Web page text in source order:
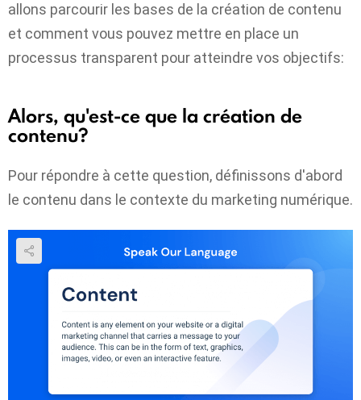
allons parcourir les bases de la création de contenu
et comment vous pouvez mettre en place un
processus transparent pour atteindre vos objectifs:
Alors, qu'est-ce que la création de
contenu?
Pour répondre à cette question, définissons d'abord
le contenu dans le contexte du marketing numérique.